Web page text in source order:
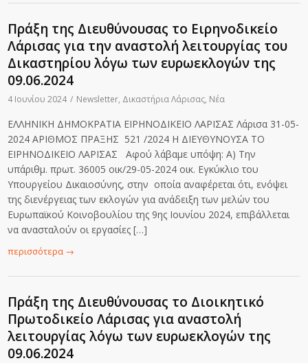
Πράξη της Διευθύνουσας το Ειρηνοδικείο
Λάρισας για την αναστολή λειτουργίας του
Δικαστηρίου λόγω των ευρωεκλογών της
09.06.2024
4 Ιουνίου 2024 / Newsletter, Δικαστήρια Λάρισας, Νέα
ΕΛΛΗΝΙΚΗ ΔΗΜΟΚΡΑΤΙΑ ΕΙΡΗΝΟΔΙΚΕΙΟ ΛΑΡΙΣΑΣ Λάρισα 31-05-
2024 ΑΡΙΘΜΟΣ ΠΡΑΞΗΣ 521 /2024 Η ΔΙΕΥΘΥΝΟΥΣΑ ΤΟ
ΕΙΡΗΝΟΔΙΚΕΙΟ ΛΑΡΙΣΑΣ Αφού λάβαμε υπόψη: Α) Την
υπ΄αριθμ. πρωτ. 36005 οικ/29-05-2024 οικ. Εγκύκλιο του
Υπουργείου Δικαιοσύνης, στην οποία αναφέρεται ότι, ενόψει
της διενέργειας των εκλογών για ανάδειξη των μελών του
Ευρωπαϊκού Κοινοβουλίου της 9ης Ιουνίου 2024, επιβάλλεται
να ανασταλούν οι εργασίες […]
περισσότερα →
Πράξη της Διευθύνουσας το Διοικητικό
Πρωτοδικείο Λάρισας για αναστολή
λειτουργίας λόγω των ευρωεκλογών της
09.06.2024